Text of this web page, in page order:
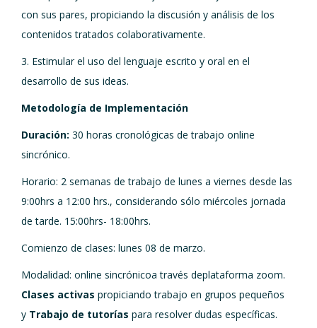
con sus pares, propiciando la discusión y análisis de los
contenidos tratados colaborativamente.
3. Estimular el uso del lenguaje escrito y oral en el
desarrollo de sus ideas.
Metodología de Implementación
Duración: 30 horas cronológicas de trabajo online
sincrónico.
Horario: 2 semanas de trabajo de lunes a viernes desde las
9:00hrs a 12:00 hrs., considerando sólo miércoles jornada
de tarde. 15:00hrs- 18:00hrs.
Comienzo de clases: lunes 08 de marzo.
Modalidad: online sincrónicoa través deplataforma zoom.
Clases activas propiciando trabajo en grupos pequeños
y Trabajo de tutorías para resolver dudas específicas.